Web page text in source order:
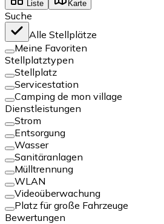
Liste Karte
Suche
Alle Stellplätze
Meine Favoriten
Stellplatztypen
Stellplatz
Servicestation
Camping de mon village
Dienstleistungen
Strom
Entsorgung
Wasser
Sanitäranlagen
Mülltrennung
WLAN
Videoüberwachung
Platz für große Fahrzeuge
Bewertungen